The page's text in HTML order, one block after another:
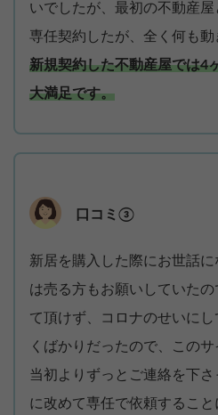
いでしたが、最初の不動産
専任契約したが、全く何も動
新規契約した不動産屋では4
大満足です。
口コミ③
新居を購入した際にお世話
は売る方もお願いしていた
て頂けず、コロナのせいに
くばかりだったので、この
当初よりずっとご連絡を下
に改めて専任で依頼するこ